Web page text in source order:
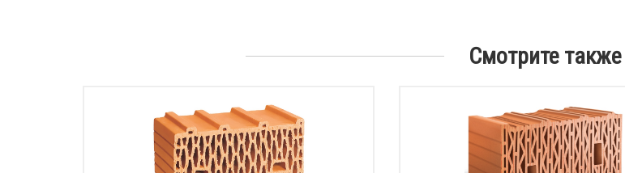
Смотрите также